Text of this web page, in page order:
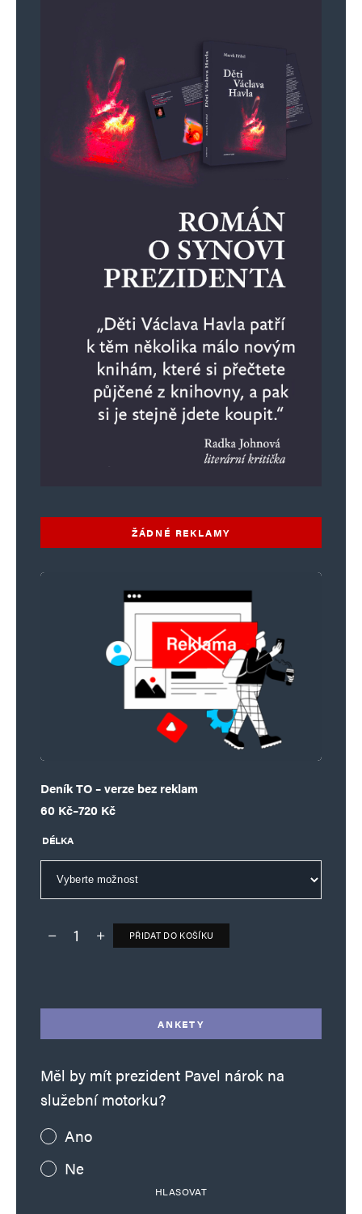
ŽÁDNÉ REKLAMY
Deník TO – verze bez reklam
60 Kč–720 Kč
Rozpětí cen: 60 Kč až 720 Kč
DÉLKA
Deník TO – verze bez reklam množství
PŘIDAT DO KOŠÍKU
ANKETY
Měl by mít prezident Pavel nárok na
služební motorku?
Ano
Ne
HLASOVAT